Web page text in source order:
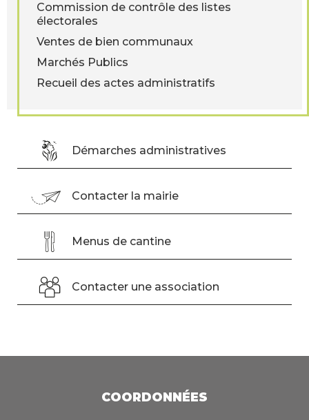
Commission de contrôle des listes
électorales
Ventes de bien communaux
Marchés Publics
Recueil des actes administratifs
Démarches administratives
Contacter la mairie
Menus de cantine
Contacter une association
COORDONNÉES